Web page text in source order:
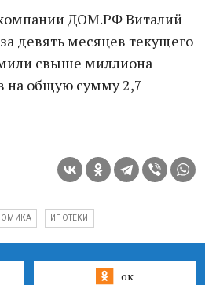
ДОМ.РФ Виталий
девять месяцев текущего
свыше миллиона
на общую сумму 2,7
ИПОТЕКИ
ок